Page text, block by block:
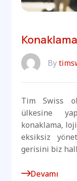
By
Tim Swiss
ülkesine
konaklama,
eksiksiz
gerisini biz
Devamı